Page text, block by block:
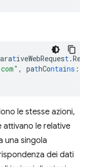
tiveWebRequest
, pathContains :
le stesse azioni,
attivano le relative
una singola
dei dati